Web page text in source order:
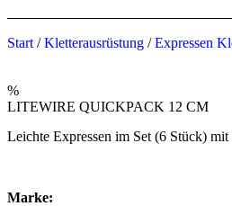
Start /Kletterausrüstung /Expressen
%
LITEWIRE QUICKPACK 12 CM
Leichte Expressen im Set (6 Stück)
Marke: